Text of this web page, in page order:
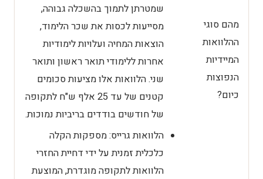
מהם סוגי
ההלוואות
המיידיות
הנפוצות
כיום?
שמטרתן לתמוך בהשכלה גבוהה,
מסייעות לכסות את שכר הלימוד,
הוצאות המחיה ועלויות לימודיות
אחרות ללימודי תואר ראשון ותואר
שני. הלוואות אלו מציעות סכומים
קטנים של עד 25 אלף ש"ח לתקופה
של חודשים בודדים בריביות נמוכות.
הלוואות גרייס: מספקות הקלה
כלכלית זמנית על ידי דחיית החזרי
הלוואות לתקופה מוגדרת, המוצעת